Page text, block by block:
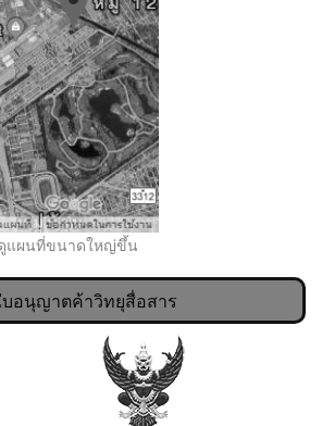
ผนที่ขนาดใหญ่ขึ้น
บอนุญาตค้าวิทยุสื่อสาร